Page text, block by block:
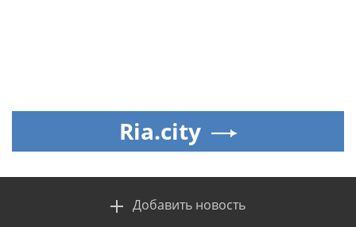
Ria.city
Добавить новость